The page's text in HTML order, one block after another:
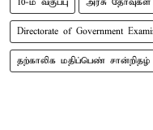
Directorate of Government
தற்காலிக மதிப்பெண் சான்றிதழ்